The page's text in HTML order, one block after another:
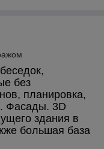
без
планировка,
Фасады. 3D
здания в
большая база